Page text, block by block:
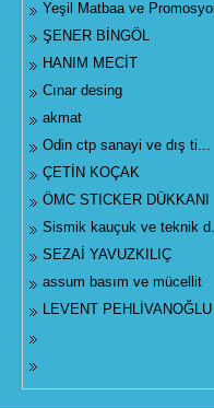
Yeşil Matbaa ve
ŞENER BİNGÖL
HANIM MECİT
Cınar desing
akmat
Odin ctp sanayi ve dış ti...
ÇETİN KOÇAK
ÖMC STICKER DÜKKANI
Sismik kauçuk ve teknik
SEZAİ YAVUZKILIÇ
assum basım ve mücellit
LEVENT PEHLİVANOĞLU